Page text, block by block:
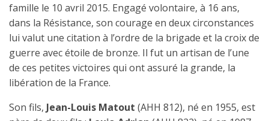
famille le 10 avril 2015. Engagé volontaire, à 16 ans,
dans la Résistance, son courage en deux circonstances
lui valut une citation à l’ordre de la brigade et la croix de
guerre avec étoile de bronze. Il fut un artisan de l’une
de ces petites victoires qui ont assuré la grande, la
libération de la France.
Son fils, Jean-Louis Matout (AHH 812), né en 1955, est